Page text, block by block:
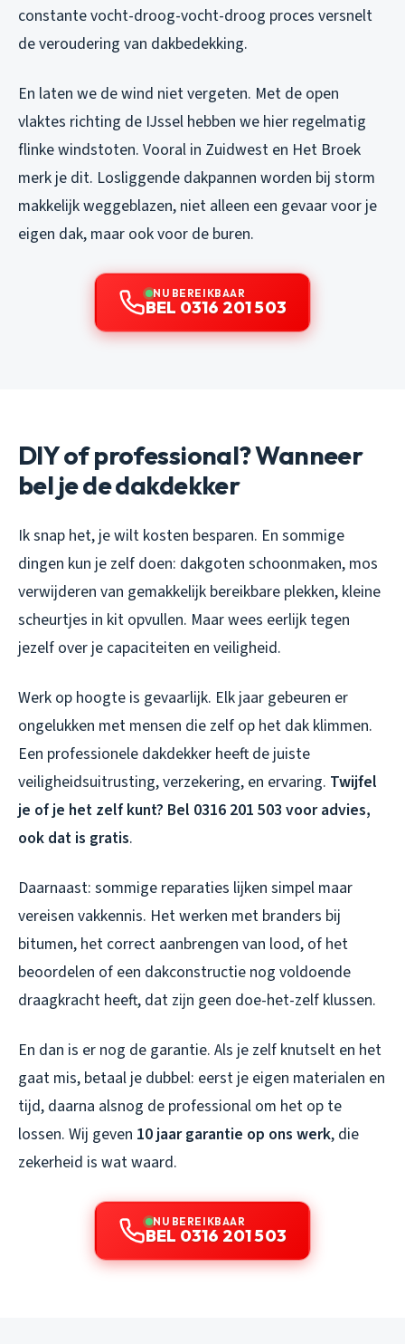
constante vocht-droog-vocht-droog proces versnelt
de veroudering van dakbedekking.
En laten we de wind niet vergeten. Met de open
vlaktes richting de IJssel hebben we hier regelmatig
flinke windstoten. Vooral in Zuidwest en Het Broek
merk je dit. Losliggende dakpannen worden bij storm
makkelijk weggeblazen, niet alleen een gevaar voor je
eigen dak, maar ook voor de buren.
NU BEREIKBAAR
BEL 0316 201 503
DIY of professional? Wanneer
bel je de dakdekker
Ik snap het, je wilt kosten besparen. En sommige
dingen kun je zelf doen: dakgoten schoonmaken, mos
verwijderen van gemakkelijk bereikbare plekken, kleine
scheurtjes in kit opvullen. Maar wees eerlijk tegen
jezelf over je capaciteiten en veiligheid.
Werk op hoogte is gevaarlijk. Elk jaar gebeuren er
ongelukken met mensen die zelf op het dak klimmen.
Een professionele dakdekker heeft de juiste
veiligheidsuitrusting, verzekering, en ervaring. Twijfel
je of je het zelf kunt? Bel 0316 201 503 voor advies,
ook dat is gratis.
Daarnaast: sommige reparaties lijken simpel maar
vereisen vakkennis. Het werken met branders bij
bitumen, het correct aanbrengen van lood, of het
beoordelen of een dakconstructie nog voldoende
draagkracht heeft, dat zijn geen doe-het-zelf klussen.
En dan is er nog de garantie. Als je zelf knutselt en het
gaat mis, betaal je dubbel: eerst je eigen materialen en
tijd, daarna alsnog de professional om het op te
lossen. Wij geven 10 jaar garantie op ons werk, die
zekerheid is wat waard.
NU BEREIKBAAR
BEL 0316 201 503